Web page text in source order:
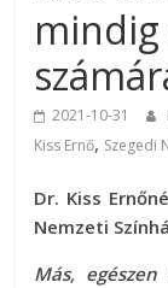
2021-10-31
Kiss Ernő, Szegedi
Dr. Kiss
Nemzeti
Más,